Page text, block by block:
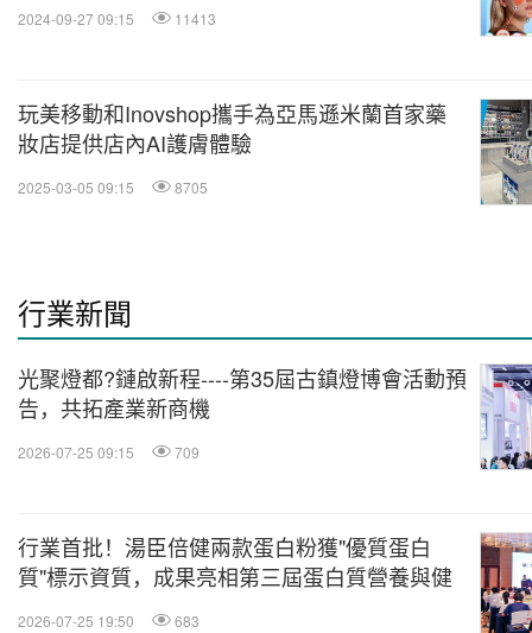
2024-09-27 09:15 11413
玩美移動和Inovshop攜手為亞馬遜米蘭首家藥
妝店提供店內AI護膚體驗
2025-03-05 09:15 8705
行業新聞
光聚燈都?鏈啟新程----第35屆古鎮燈博會活動預
告，共拓產業新商機
2026-07-25 09:15 709
行業首批！湯臣倍健兩款蛋白粉獲"優質蛋白
質"標示資質，成果亮相第三屆蛋白質營養與健
2026-07-25 19:50 683